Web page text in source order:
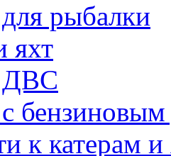
рыбалки
яхт
ДВС
бензиновым
к катерам